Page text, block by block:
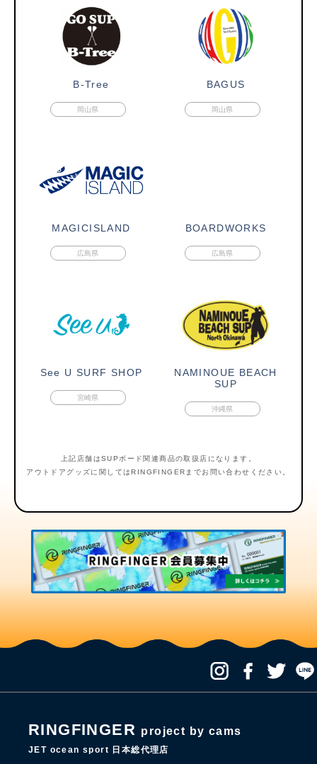
B-Tree
岡山県
BAGUS
岡山県
MAGICISLAND
広島県
BOARDWORKS
広島県
See U SURF SHOP
宮崎県
NAMINOUE BEACH
SUP
沖縄県
上記店舗はSUPボード関連商品の取扱店になります。
アウトドアグッズに関してはRINGFINGERまでお問い合わせください。
RINGFINGER project by cams
JET ocean sport 日本総代理店